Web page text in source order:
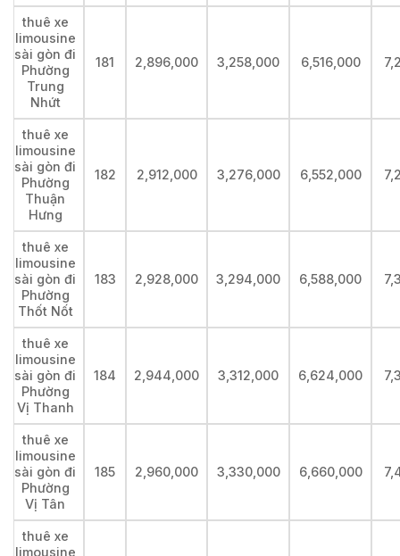
thuê xe
limousine
sài gòn đi
Phường
Trung
Nhứt
181 2,896,000 3,258,000 6,516,000
thuê xe
limousine
sài gòn đi
Phường
Thuận
Hưng
182 2,912,000 3,276,000 6,552,000
thuê xe
limousine
sài gòn đi
Phường
Thốt Nốt
183 2,928,000 3,294,000 6,588,000
thuê xe
limousine
sài gòn đi
Phường
Vị Thanh
184 2,944,000 3,312,000 6,624,000
thuê xe
limousine
sài gòn đi
Phường
Vị Tân
185 2,960,000 3,330,000 6,660,000
thuê xe
limousine